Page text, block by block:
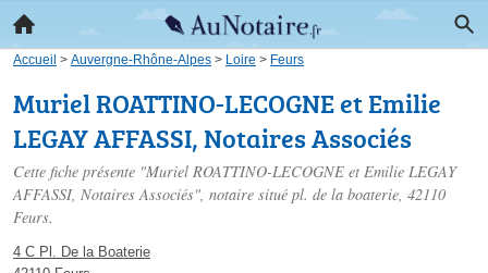
Accueil > Auvergne-Rhône-Alpes > Loire > Feurs
Muriel ROATTINO-LECOGNE et Emilie
LEGAY AFFASSI, Notaires Associés
Cette fiche présente "Muriel ROATTINO-LECOGNE et Emilie LEGAY
AFFASSI, Notaires Associés", notaire situé pl. de la boaterie, 42110
Feurs.
4 C Pl. De la Boaterie